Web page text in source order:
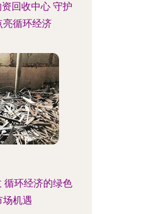
回收中心 守护
亮循环经济
循环经济的绿色
场机遇